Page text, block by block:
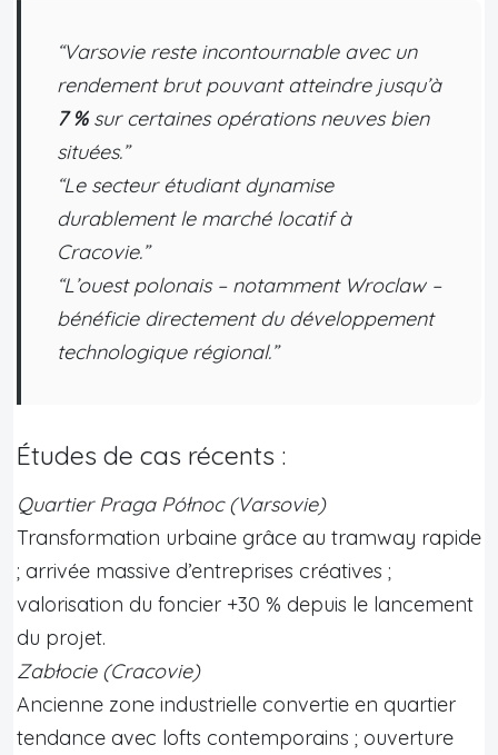
“Varsovie reste incontournable avec un
rendement brut pouvant atteindre jusqu’à
7 %sur certaines opérations neuves bien
situées.”
“Le secteur étudiant dynamise
durablement le marché locatif à
Cracovie.”
“L’ouest polonais – notamment Wroclaw –
bénéficie directement du développement
technologique régional.”
Études de cas récents :
Quartier Praga Północ (Varsovie)
Transformation urbaine grâce au tramway rapide
; arrivée massive d’entreprises créatives ;
valorisation du foncier +30 % depuis le lancement
du projet.
Zabłocie (Cracovie)
Ancienne zone industrielle convertie en quartier
tendance avec lofts contemporains ; ouverture